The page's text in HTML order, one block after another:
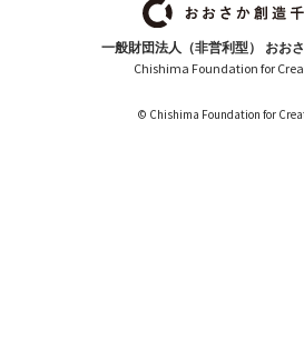
一般財団法人（非営利型） おお
Chishima Foundation for
© Chishima Foundation for